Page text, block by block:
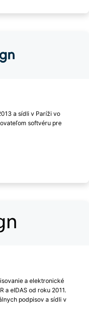
a sídli v Paríži vo
softvéru pre
a elektronické
a eIDAS od roku 2011.
podpisov a sídli v